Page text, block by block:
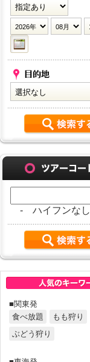
- ハイフンなし
■関東発
食べ放題
もも狩り
ぶどう狩り